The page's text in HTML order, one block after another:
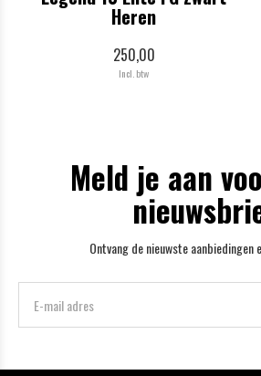
Heren
250,00
Incl. btw
Meld je aan
Ontvang de nieuwste aanbiedingen